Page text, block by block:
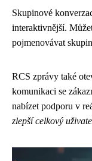
Skupinové
interaktivnější.
pojmenovávat
RCS zprávy také
komunikaci se
nabízet podporu v
zlepší celkový